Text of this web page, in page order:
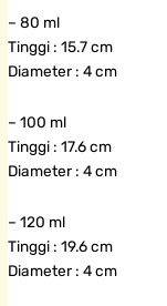
– 80 ml
Tinggi : 15.7 cm
Diameter : 4 cm
– 100 ml
Tinggi : 17.6 cm
Diameter : 4 cm
– 120 ml
Tinggi : 19.6 cm
Diameter : 4 cm